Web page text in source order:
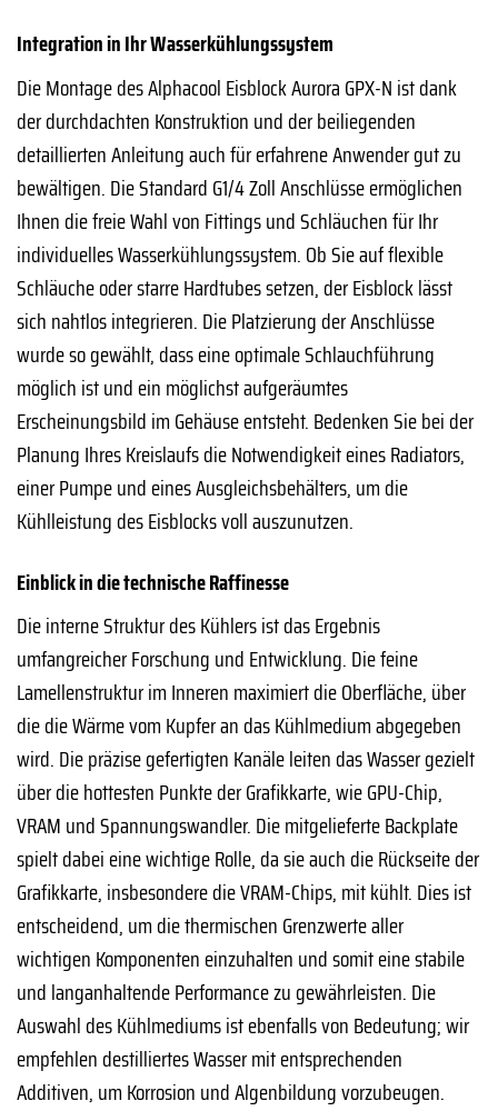
Integration in Ihr Wasserkühlungssystem
Die Montage des Alphacool Eisblock Aurora GPX-N ist dank
der durchdachten Konstruktion und der beiliegenden
detaillierten Anleitung auch für erfahrene Anwender gut zu
bewältigen. Die Standard G1/4 Zoll Anschlüsse ermöglichen
Ihnen die freie Wahl von Fittings und Schläuchen für Ihr
individuelles Wasserkühlungssystem. Ob Sie auf flexible
Schläuche oder starre Hardtubes setzen, der Eisblock lässt
sich nahtlos integrieren. Die Platzierung der Anschlüsse
wurde so gewählt, dass eine optimale Schlauchführung
möglich ist und ein möglichst aufgeräumtes
Erscheinungsbild im Gehäuse entsteht. Bedenken Sie bei der
Planung Ihres Kreislaufs die Notwendigkeit eines Radiators,
einer Pumpe und eines Ausgleichsbehälters, um die
Kühlleistung des Eisblocks voll auszunutzen.
Einblick in die technische Raffinesse
Die interne Struktur des Kühlers ist das Ergebnis
umfangreicher Forschung und Entwicklung. Die feine
Lamellenstruktur im Inneren maximiert die Oberfläche, über
die die Wärme vom Kupfer an das Kühlmedium abgegeben
wird. Die präzise gefertigten Kanäle leiten das Wasser gezielt
über die hottesten Punkte der Grafikkarte, wie GPU-Chip,
VRAM und Spannungswandler. Die mitgelieferte Backplate
spielt dabei eine wichtige Rolle, da sie auch die Rückseite der
Grafikkarte, insbesondere die VRAM-Chips, mit kühlt. Dies ist
entscheidend, um die thermischen Grenzwerte aller
wichtigen Komponenten einzuhalten und somit eine stabile
und langanhaltende Performance zu gewährleisten. Die
Auswahl des Kühlmediums ist ebenfalls von Bedeutung; wir
empfehlen destilliertes Wasser mit entsprechenden
Additiven, um Korrosion und Algenbildung vorzubeugen.